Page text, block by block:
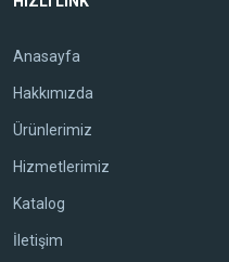
Anasayfa
Hakkımızda
Ürünlerimiz
Hizmetlerimiz
Katalog
İletişim